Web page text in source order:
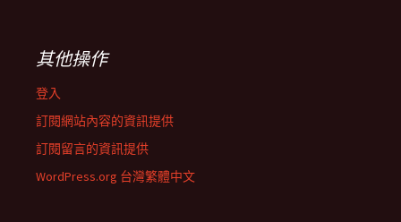
其他操作
登入
訂閱網站內容的資訊提供
訂閱留言的資訊提供
WordPress.org 台灣繁體中文